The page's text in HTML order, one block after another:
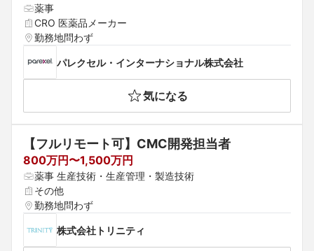
薬事
CRO 医薬品メーカー
勤務地問わず
パレクセル・インターナショナル株式会社
気になる
【フルリモート可】CMC開発担当者
800万円〜1,500万円
薬事 生産技術・生産管理・製造技術
その他
勤務地問わず
株式会社トリニティ